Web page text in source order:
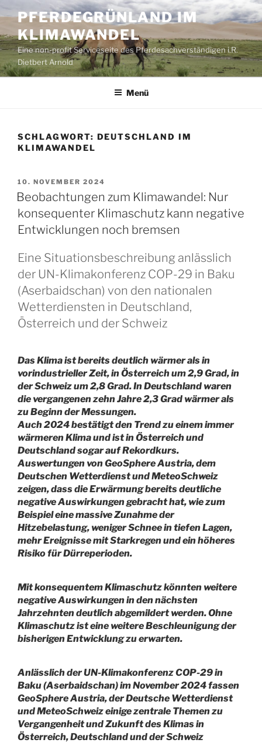
Inhalt
springen
PFERDEGRÜNLAND IM
KLIMAWANDEL
Eine non-profit Serviceseite des Pferdesachverständigen i.R.
Dietbert Arnold
Menü
SCHLAGWORT: DEUTSCHLAND IM
KLIMAWANDEL
VERÖFFENTLICHT
AM
10. NOVEMBER 2024
Beobachtungen zum Klimawandel: Nur
konsequenter Klimaschutz kann negative
Entwicklungen noch bremsen
Eine Situationsbeschreibung anlässlich
der UN-Klimakonferenz COP-29 in Baku
(Aserbaidschan) von den nationalen
Wetterdiensten in Deutschland,
Österreich und der Schweiz
Das Klima ist bereits deutlich wärmer als in
vorindustrieller Zeit, in Österreich um 2,9 Grad, in
der Schweiz um 2,8 Grad. In Deutschland waren
die vergangenen zehn Jahre 2,3 Grad wärmer als
zu Beginn der Messungen.
Auch 2024 bestätigt den Trend zu einem immer
wärmeren Klima und ist in Österreich und
Deutschland sogar auf Rekordkurs.
Auswertungen von GeoSphere Austria, dem
Deutschen Wetterdienst und MeteoSchweiz
zeigen, dass die Erwärmung bereits deutliche
negative Auswirkungen gebracht hat, wie zum
Beispiel eine massive Zunahme der
Hitzebelastung, weniger Schnee in tiefen Lagen,
mehr Ereignisse mit Starkregen und ein höheres
Risiko für Dürreperioden.
Mit konsequentem Klimaschutz könnten weitere
negative Auswirkungen in den nächsten
Jahrzehnten deutlich abgemildert werden. Ohne
Klimaschutz ist eine weitere Beschleunigung der
bisherigen Entwicklung zu erwarten.
Anlässlich der UN-Klimakonferenz COP-29 in
Baku (Aserbaidschan) im November 2024 fassen
GeoSphere Austria, der Deutsche Wetterdienst
und MeteoSchweiz einige zentrale Themen zu
Vergangenheit und Zukunft des Klimas in
Österreich, Deutschland und der Schweiz